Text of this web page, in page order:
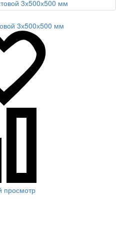
3х500х500 мм
просмотр